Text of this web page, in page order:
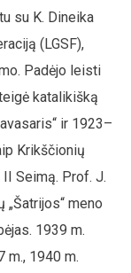
su K. Dineika
(LGSF),
Padėjo leisti
katalikišką
ir 1923–
Krikščionių
Seimą. Prof. J.
meno
1939 m.
m., 1940 m.